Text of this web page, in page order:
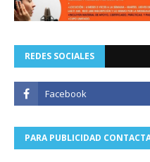
REDES SOCIALES
PARA PUBLICIDAD